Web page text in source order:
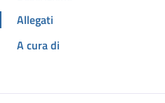
Allegati
A cura di